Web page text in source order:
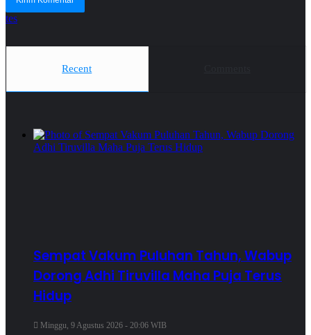
tes
Recent
Sempat Vakum Puluhan Tahun, Wabup
Dorong Adhi Tiruvilla Maha Puja Terus
Hidup
Minggu, 9 Agustus 2026 - 20:06 WIB